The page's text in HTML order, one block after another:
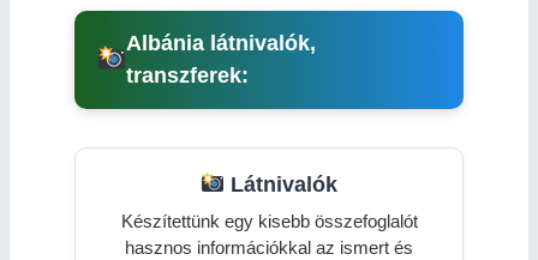
Albánia látnivalók,
transzferek:
Látnivalók
Készítettünk egy kisebb összefoglalót
hasznos információkkal az ismert és